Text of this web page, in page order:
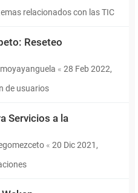
relacionados con las TIC
Reseteo
« 28 Feb 2022,
de usuarios
Servicios a la
« 20 Dic 2021,